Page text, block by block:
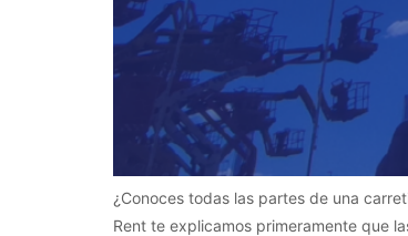
¿Conoces todas las partes de una
Rent te explicamos primeramente que